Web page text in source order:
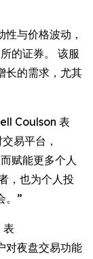
与价格波动，
的证券。 该服
长的需求，尤其
Coulson 表
易平台，
赋能更多个人
，也为个人投
。”
表
对夜盘交易功能